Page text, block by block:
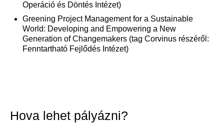
Operáció és Döntés Intézet)
Greening Project Managementfor a Sustainable
World: Developing and Empowering a New
Generation ofChangemakers (tag Corvinus részéről:
Fenntartható Fejlődés Intézet)
Hova lehet pályázni?